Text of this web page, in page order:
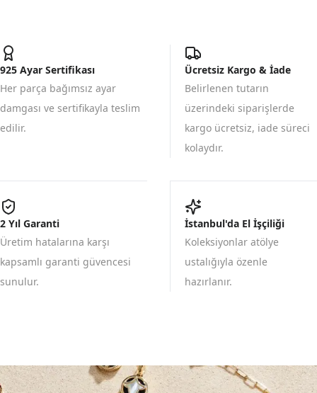
925 Ayar Sertifikası
Her parça bağımsız ayar
damgası ve sertifikayla teslim
edilir.
Ücretsiz Kargo & İade
Belirlenen tutarın
üzerindeki siparişlerde
kargo ücretsiz, iade süreci
kolaydır.
2 Yıl Garanti
Üretim hatalarına karşı
kapsamlı garanti güvencesi
sunulur.
İstanbul'da El İşçiliği
Koleksiyonlar atölye
ustalığıyla özenle
hazırlanır.